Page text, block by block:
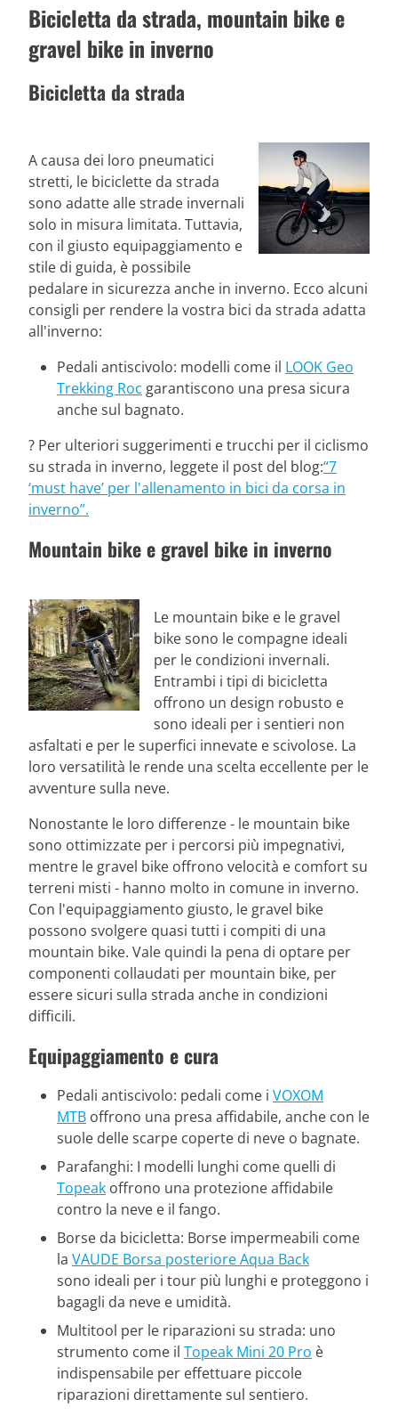
Bicicletta da strada, mountain bike e
gravel bike in inverno
Bicicletta da strada
A causa dei loro pneumatici
stretti, le biciclette da strada
sono adatte alle strade invernali
solo in misura limitata. Tuttavia,
con il giusto equipaggiamento e
stile di guida, è possibile
pedalare in sicurezza anche in inverno. Ecco alcuni
consigli per rendere la vostra bici da strada adatta
all'inverno:
Pedali antiscivolo: modelli come il LOOK Geo
Trekking Roc garantiscono una presa sicura
anche sul bagnato.
? Per ulteriori suggerimenti e trucchi per il ciclismo
su strada in inverno, leggete il post del blog:“7
‘must have’ per l'allenamento in bici da corsa in
inverno”.
Mountain bike e gravel bike in inverno
Le mountain bike e le gravel
bike sono le compagne ideali
per le condizioni invernali.
Entrambi i tipi di bicicletta
offrono un design robusto e
sono ideali per i sentieri non
asfaltati e per le superfici innevate e scivolose. La
loro versatilità le rende una scelta eccellente per le
avventure sulla neve.
Nonostante le loro differenze - le mountain bike
sono ottimizzate per i percorsi più impegnativi,
mentre le gravel bike offrono velocità e comfort su
terreni misti - hanno molto in comune in inverno.
Con l'equipaggiamento giusto, le gravel bike
possono svolgere quasi tutti i compiti di una
mountain bike. Vale quindi la pena di optare per
componenti collaudati per mountain bike, per
essere sicuri sulla strada anche in condizioni
difficili.
Equipaggiamento e cura
Pedali antiscivolo: pedali come i VOXOM
MTB offrono una presa affidabile, anche con le
suole delle scarpe coperte di neve o bagnate.
Parafanghi: I modelli lunghi come quelli di
Topeak offrono una protezione affidabile
contro la neve e il fango.
Borse da bicicletta: Borse impermeabili come
la VAUDE Borsa posteriore Aqua Back
sono ideali per i tour più lunghi e proteggono i
bagagli da neve e umidità.
Multitool per le riparazioni su strada: uno
strumento come il Topeak Mini 20 Pro è
indispensabile per effettuare piccole
riparazioni direttamente sul sentiero.